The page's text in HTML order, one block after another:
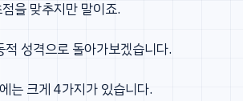
을 맞추지만 말이죠.
성격으로 돌아가보겠습니다.
는 크게 4가지가 있습니다.